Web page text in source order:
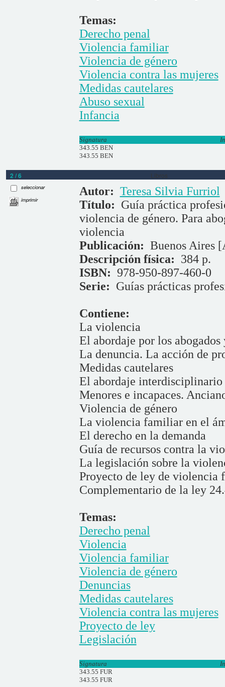
Temas:
Derecho penal
Violencia familiar
Violencia de género
Violencia contra las mujeres
Medidas cautelares
Abuso sexual
Infancia
Signatura
343.55 BEN
343.55 BEN
2 / 6 Libros
seleccionar
imprimir
Autor: Teresa Silvia Furriol
Título: Guía práctica
violencia de género. Para
violencia
Publicación: Buenos Aires
Descripción física: 384 p.
ISBN: 978-950-897-460-0
Serie: Guías prácticas
Contiene:
La violencia
El abordaje por los
La denuncia. La acción de
Medidas cautelares
El abordaje interdisciplinario
Menores e incapaces.
Violencia de género
La violencia familiar en el
El derecho en la demanda
Guía de recursos contra la
La legislación sobre la
Proyecto de ley de
Complementario de la ley
Temas:
Derecho penal
Violencia
Violencia familiar
Violencia de género
Denuncias
Medidas cautelares
Violencia contra las mujeres
Proyecto de ley
Legislación
Signatura
343.55 FUR
343.55 FUR